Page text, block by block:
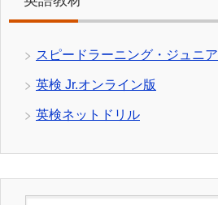
スピードラーニング・ジュニア
英検 Jr.オンライン版
英検ネットドリル